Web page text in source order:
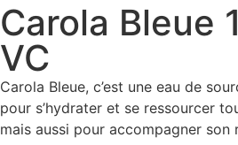
Carola Bleue
VC
Carola Bleue, c’est une eau de
pour s’hydrater et se ressourcer
mais aussi pour accompagner son